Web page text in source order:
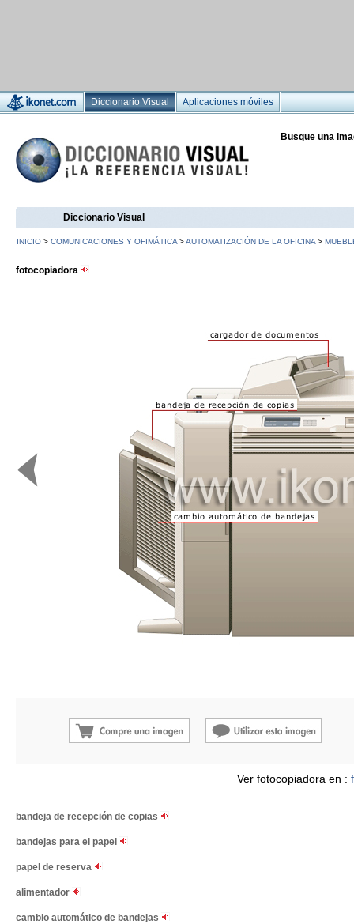
Diccionario Visual Aplicaciones móviles
Busque una
Diccionario Visual
INICIO > COMUNICACIONES Y OFIMÁTICA >AUTOMATIZACIÓN DE LA OFICINA >
fotocopiadora
Ver fotocopiadora en :
bandeja de recepción de copias
bandejas para el papel
papel de reserva
alimentador
cambio automático de bandejas